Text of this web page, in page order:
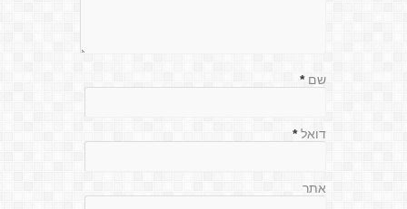
שם *
דואל *
אתר